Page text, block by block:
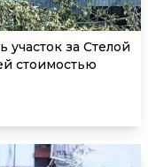
участок за Стелой
стоимостью